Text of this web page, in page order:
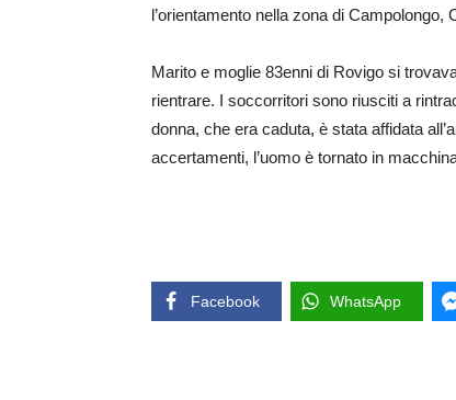
l’orientamento nella zona di Campolongo,
Marito e moglie 83enni di Rovigo si
rientrare. I soccorritori sono riusciti a
donna, che era caduta, è stata affidata
accertamenti, l’uomo è tornato in
Facebook WhatsApp